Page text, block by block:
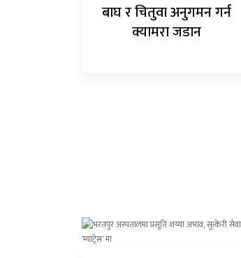
बाघ र चितुवा अनुगमन गर्न
क्यामरा जडान